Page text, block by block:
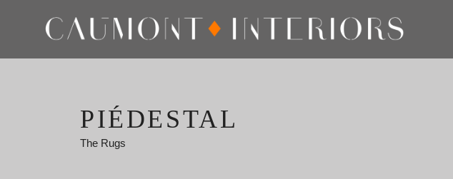
PIÉDESTAL
The Rugs